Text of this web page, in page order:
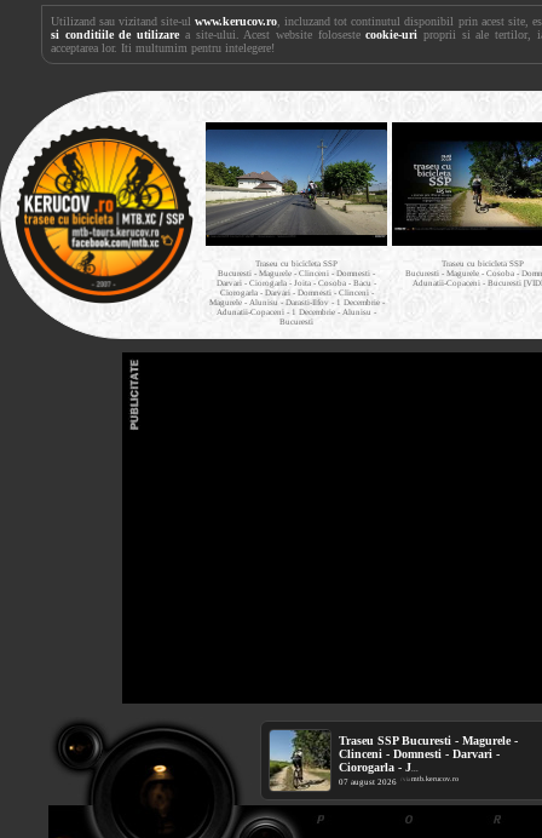
Utilizand sau vizitand site-ulwww.kerucov.ro , incluzand tot continutul disponibil prin acest site,
si conditiile de utilizare a site-ului. Acest website folosestecookie-uri proprii si ale tertilor,
acceptarea lor. Iti multumim pentru intelegere!
Traseu cu bicicleta SSP
Bucuresti - Magurele - Clinceni - Domnesti -
Darvari - Ciorogarla - Joita - Cosoba - Bacu -
Ciorogarla - Darvari - Domnesti - Clinceni -
Magurele - Alunisu - Darasti-Ilfov - 1 Decembrie -
Adunatii-Copaceni - 1 Decembrie - Alunisu -
Bucuresti
Traseu cu bicicleta SSP
Bucuresti - Magurele - Cosoba -
Adunatii-Copaceni - Bucuresti
Traseu SSP Bucuresti - Magurele -
Clinceni - Domnesti - Darvari -
Ciorogarla - J...
07 august 2026 / via mtb.kerucov.ro